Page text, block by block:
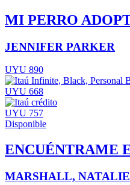
MI PERRO
JENNIFER PARKER
UYU 890
UYU 668
UYU 757
Disponible
ENCUÉNTRAME
MARSHALL, NATALIE